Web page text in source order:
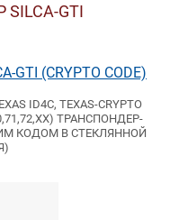
GTI
ID4C, TEXAS-CRYPTO
ТРАНСПОНДЕР-
КОДОМ В СТЕКЛЯННОЙ